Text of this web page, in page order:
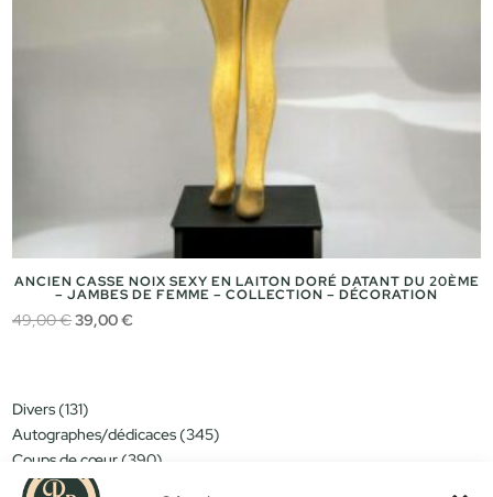
ANCIEN CASSE NOIX SEXY EN LAITON DORÉ DATANT DU 20ÈME
– JAMBES DE FEMME – COLLECTION – DÉCORATION
49,00€Le
49,00 €.
39,00€Le
Divers 131131
produits
Autographes/dédicaces 345345
Coups de cœur 390390
Miniatures/jouets